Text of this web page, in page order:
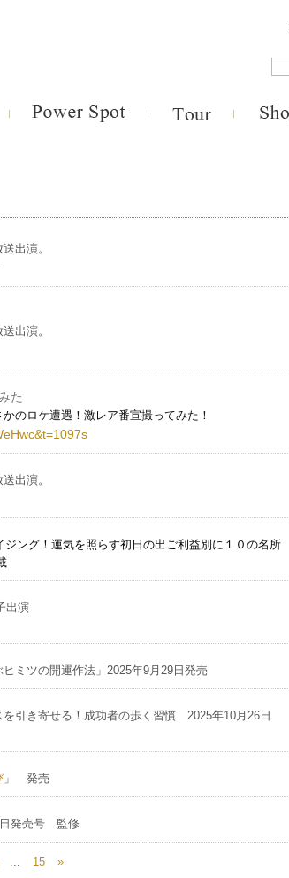
送出演。
送出演。
た
のロケ遭遇！激レア番宣撮ってみた！
送出演。
ング！ 運気を照らす初日の出 ご利益別に１０の名所
出演
ミツの開運作法」2025年9月29日発売
引き寄せる！成功者の歩く習慣 2025年10月26日
」 発売
日発売号 監修
... 15 »